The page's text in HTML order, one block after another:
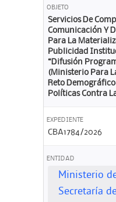
OBJETO
Servicios De
Comunicación Y
Para La
Publicidad
“Difusión
(Ministerio Para
Reto
Políticas Contra
EXPEDIENTE
CBA1784/2026
ENTIDAD
Ministerio
Secretaría